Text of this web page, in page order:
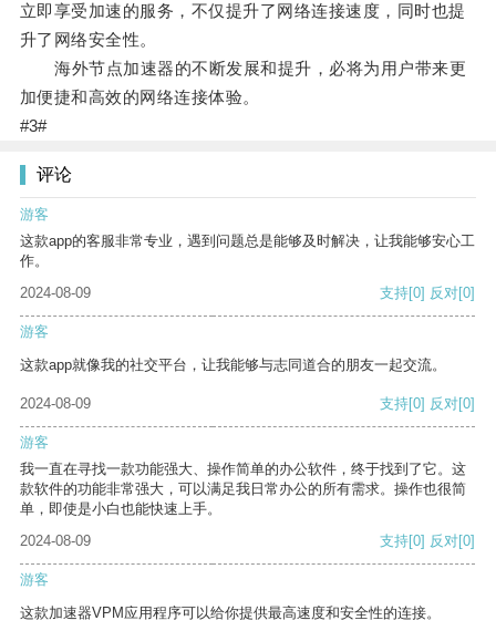
立即享受加速的服务，不仅提升了网络连接速度，同时也提
升了网络安全性。
海外节点加速器的不断发展和提升，必将为用户带来更
加便捷和高效的网络连接体验。
#3#
评论
游客
这款app的客服非常专业，遇到问题总是能够及时解决，让我能够安心工
作。
2024-08-09
支持[0] 反对[0]
游客
这款app就像我的社交平台，让我能够与志同道合的朋友一起交流。
2024-08-09 支持[0] 反对[0]
游客
我一直在寻找一款功能强大、操作简单的办公软件，终于找到了它。这
款软件的功能非常强大，可以满足我日常办公的所有需求。操作也很简
单，即使是小白也能快速上手。
2024-08-09
支持[0] 反对[0]
游客
这款加速器VPM应用程序可以给你提供最高速度和安全性的连接。